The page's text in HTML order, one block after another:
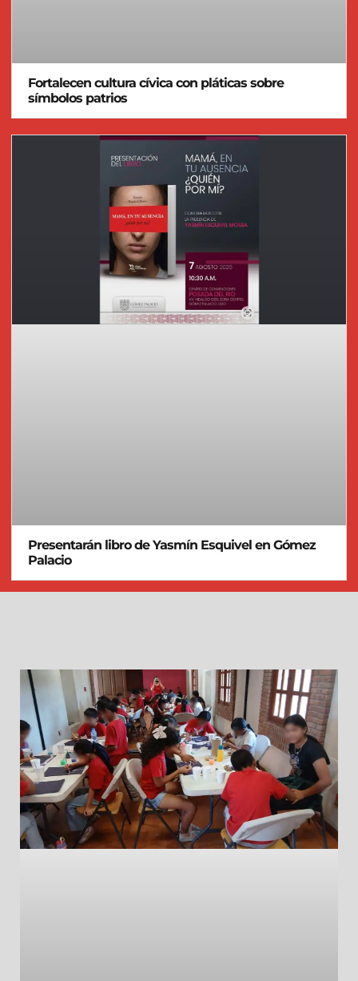
Fortalecen cultura cívica con pláticas sobre
símbolos patrios
Presentarán libro de Yasmín Esquivel en Gómez
Palacio